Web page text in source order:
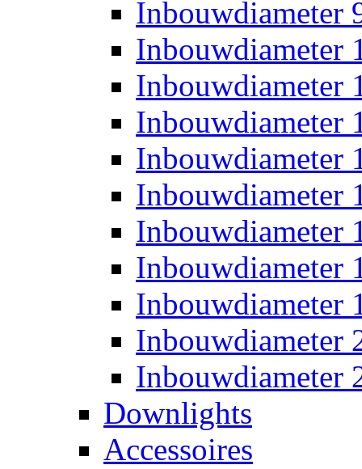
Inbouwdiameter
Inbouwdiameter
Inbouwdiameter
Inbouwdiameter
Inbouwdiameter
Inbouwdiameter
Inbouwdiameter
Inbouwdiameter
Inbouwdiameter
Inbouwdiameter
Inbouwdiameter
Downlights
Accessoires